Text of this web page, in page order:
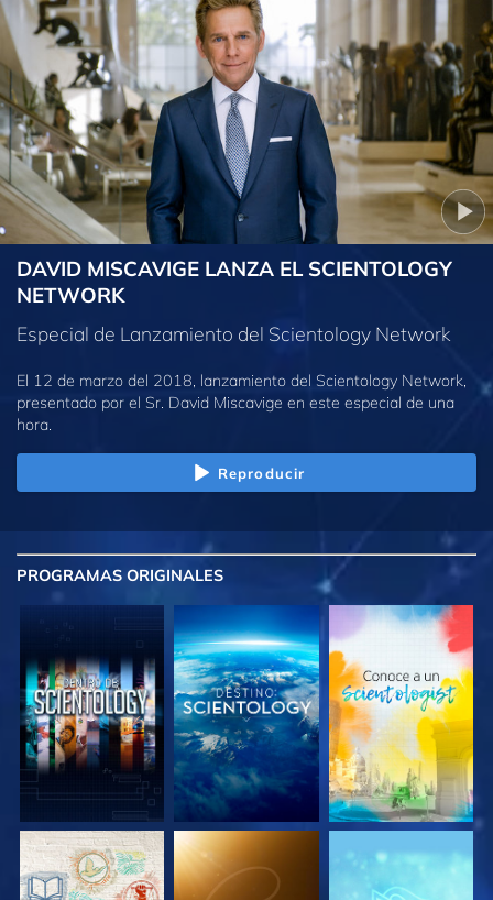
DAVID MISCAVIGE LANZA EL SCIENTOLOGY
NETWORK
Especial de Lanzamiento del Scientology Network
El 12 de marzo del 2018, lanzamiento del Scientology Network,
presentado por el Sr. David Miscavige en este especial de una
hora.
Reproducir
PROGRAMAS ORIGINALES